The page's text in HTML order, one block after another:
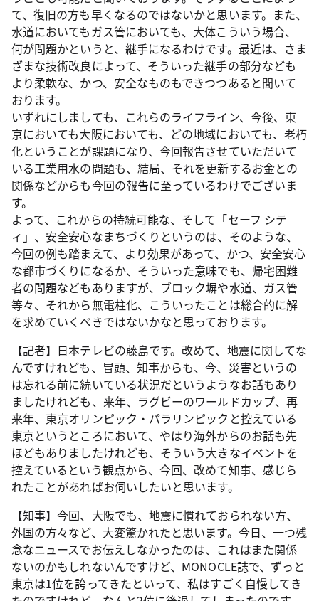
て、復旧の方も早くなるのではないかと思います。また、
水道においてもガス管においても、大体こういう場合、
何が問題かというと、継手になるわけです。最近は、さま
ざまな技術改良によって、そういった継手の部分なども
より柔軟な、かつ、安全なものもできつつあると聞いて
おります。
いずれにしましても、これらのライフライン、今後、東
京においても大阪においても、どの地域においても、老朽
化ということが課題になり、今回報告させていただいて
いる工業用水の問題も、結局、それを更新するお金との
関係などからも今回の報告に至っているわけでございま
す。
よって、これからの持続可能な、そして「セーフ シテ
ィ」、安全安心なまちづくりというのは、そのような、
今回の例も踏まえて、より効果があって、かつ、安全安心
な都市づくりになるか、そういった意味でも、帰宅困難
者の問題などもありますが、ブロック塀や水道、ガス管
等々、それから無電柱化、こういったことは総合的に解
を求めていくべきではないかなと思っております。
【記者】日本テレビの藤島です。改めて、地震に関してな
んですけれども、冒頭、知事からも、今、災害というの
は忘れる前に続いている状況だというようなお話もあり
ましたけれども、来年、ラグビーのワールドカップ、再
来年、東京オリンピック・パラリンピックと控えている
東京というところにおいて、やはり海外からのお話も先
ほどもありましたけれども、そういう大きなイベントを
控えているという観点から、今回、改めて知事、感じら
れたことがあればお伺いしたいと思います。
【知事】今回、大阪でも、地震に慣れておられない方、
外国の方々など、大変驚かれたと思います。今日、一つ残
念なニュースでお伝えしなかったのは、これはまた関係
ないのかもしれないんですけど、MONOCLE誌で、ずっと
東京は1位を誇ってきたといって、私はすごく自慢してき